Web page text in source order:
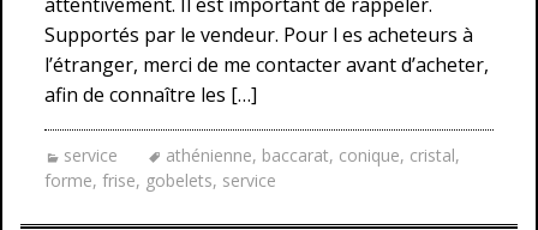
Supportés par le vendeur. Pour l es acheteurs à
l’étranger, merci de me contacter avant d’acheter,
afin de connaître les […]
service athénienne, baccarat, conique, cristal,
forme, frise, gobelets, service